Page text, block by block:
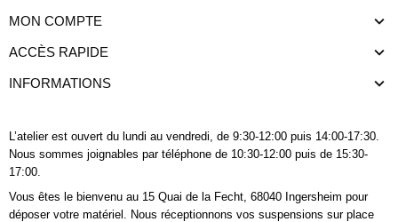
MON COMPTE
ACCÈS RAPIDE
INFORMATIONS
L’atelier est ouvert du lundi au vendredi, de 9:30-12:00 puis 14:00-17:30.
Nous sommes joignables par téléphone de 10:30-12:00 puis de 15:30-
17:00.
Vous êtes le bienvenu au 15 Quai de la Fecht, 68040 Ingersheim pour
déposer votre matériel. Nous réceptionnons vos suspensions sur place